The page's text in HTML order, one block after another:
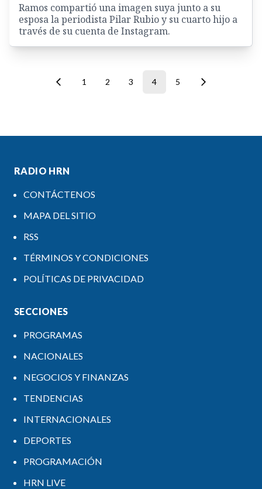
Ramos compartió una imagen suya junto a su
esposa la periodista Pilar Rubio y su cuarto hijo a
través de su cuenta de Instagram.
1 2 3 4 5
RADIO HRN
CONTÁCTENOS
MAPA DEL SITIO
RSS
TÉRMINOS Y CONDICIONES
POLÍTICAS DE PRIVACIDAD
SECCIONES
PROGRAMAS
NACIONALES
NEGOCIOS Y FINANZAS
TENDENCIAS
INTERNACIONALES
DEPORTES
PROGRAMACIÓN
HRN LIVE